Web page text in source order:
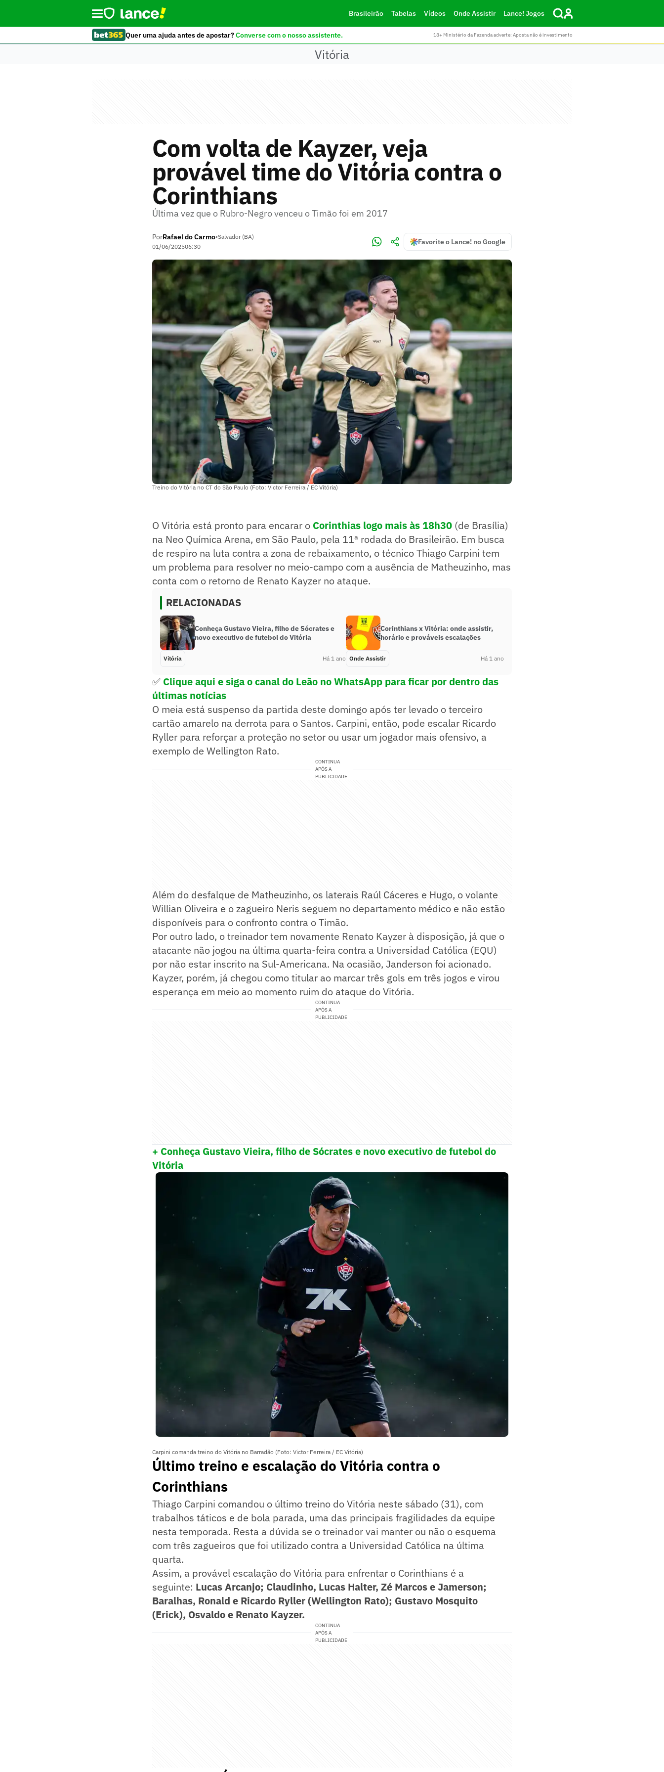
Brasileirão Tabelas Vídeos Onde Assistir Lance! Jogos
Quer uma ajuda antes de apostar?Converse com o nosso assistente. 18+ Ministério da Fazenda adverte: Aposta não é investimento
Vitória
Com volta de Kayzer, veja
provável time do Vitória contra o
Corinthians
Última vez que o Rubro-Negro venceu o Timão foi em 2017
PorRafael do Carmo•Salvador (BA)
01/06/202506:30
Favorite o Lance! no Google
Treino do Vitória no CT do São Paulo (Foto: Victor Ferreira / EC Vitória)
O Vitória está pronto para encarar o Corinthias logo mais às 18h30 (de Brasília)
na Neo Química Arena, em São Paulo, pela 11ª rodada do Brasileirão. Em busca
de respiro na luta contra a zona de rebaixamento, o técnico Thiago Carpini tem
um problema para resolver no meio-campo com a ausência de Matheuzinho, mas
conta com o retorno de Renato Kayzer no ataque.
RELACIONADAS
Conheça Gustavo Vieira, filho de Sócrates e
novo executivo de futebol do Vitória
Vitória Há 1 ano
Corinthians x Vitória: onde assistir,
horário e prováveis escalações
Onde Assistir Há 1 ano
✅ Clique aqui e siga o canaldo Leão no WhatsApp para ficar por dentro das
últimas notícias
O meia está suspenso da partida deste domingo após ter levado o terceiro
cartão amarelo na derrota para o Santos. Carpini, então, pode escalar Ricardo
Ryller para reforçar a proteção no setor ou usar um jogador mais ofensivo, a
exemplo de Wellington Rato.
CONTINUA
APÓS A
PUBLICIDADE
Além do desfalque de Matheuzinho, os laterais Raúl Cáceres e Hugo, o volante
Willian Oliveira e o zagueiro Neris seguem no departamento médico e não estão
disponíveis para o confronto contra o Timão.
Por outro lado, o treinador tem novamente Renato Kayzer à disposição, já que o
atacante não jogou na última quarta-feira contra a Universidad Católica (EQU)
por não estar inscrito na Sul-Americana. Na ocasião, Janderson foi acionado.
Kayzer, porém, já chegou como titular ao marcar três gols em três jogos e virou
esperança em meio ao momento ruim do ataque do Vitória.
CONTINUA
APÓS A
PUBLICIDADE
+ Conheça Gustavo Vieira, filho de Sócrates e novo executivo de futebol do
Vitória
Carpini comanda treino do Vitória no Barradão (Foto: Victor Ferreira / EC Vitória)
Último treino e escalação do Vitória contra o
Corinthians
Thiago Carpini comandou o último treino do Vitória neste sábado (31), com
trabalhos táticos e de bola parada, uma das principais fragilidades da equipe
nesta temporada. Resta a dúvida se o treinador vai manter ou não o esquema
com três zagueiros que foi utilizado contra a Universidad Católica na última
quarta.
Assim, a provável escalação do Vitória para enfrentar o Corinthians é a
seguinte: Lucas Arcanjo; Claudinho, Lucas Halter, Zé Marcos e Jamerson;
Baralhas, Ronald e Ricardo Ryller (Wellington Rato); Gustavo Mosquito
(Erick), Osvaldo e Renato Kayzer.
CONTINUA
APÓS A
PUBLICIDADE